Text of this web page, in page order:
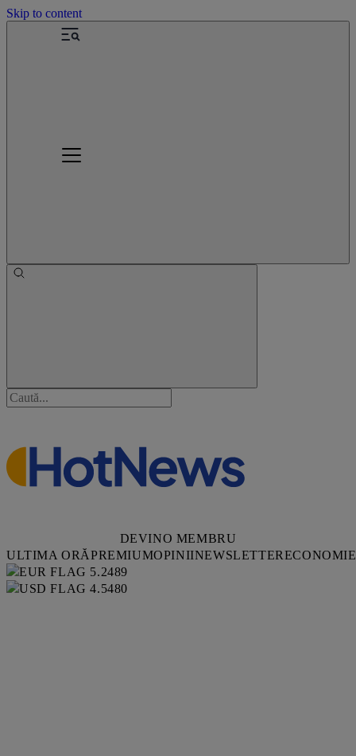
Skip to content
DEVINO MEMBRU
ULTIMA ORĂPREMIUMOPINIINEWSLETTERECONOMIE
5.2489
4.5480